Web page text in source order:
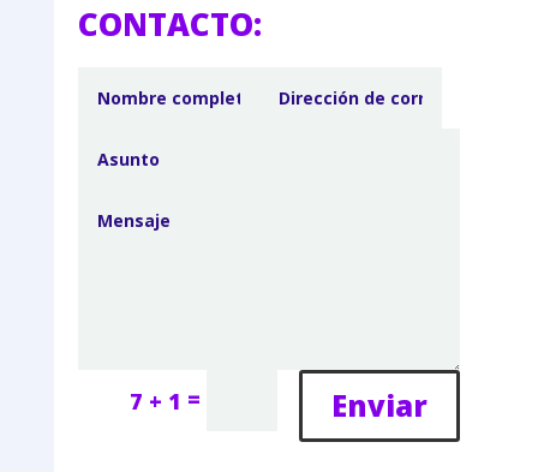
CONTACTO:
7 + 1 = Enviar